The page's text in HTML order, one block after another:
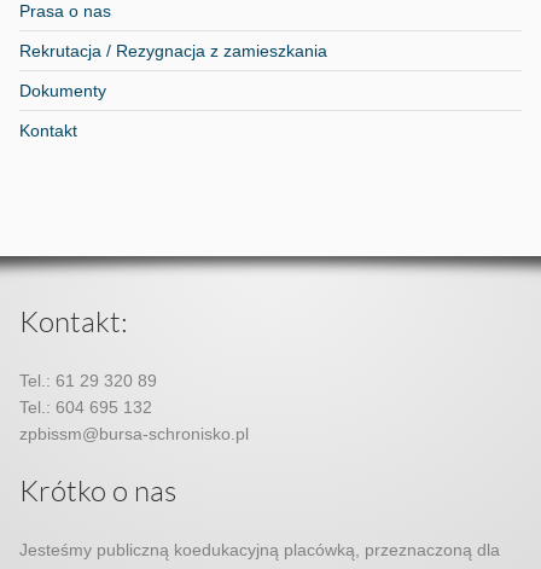
Prasa o nas
Rekrutacja / Rezygnacja z zamieszkania
Dokumenty
Kontakt
Kontakt:
Tel.: 61 29 320 89
Tel.: 604 695 132
zpbissm@bursa-schronisko.pl
Krótko o nas
Jesteśmy publiczną koedukacyjną placówką, przeznaczoną dla